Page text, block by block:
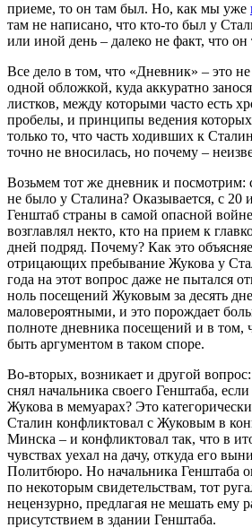
приеме, то он там был. Но, как мы уже
там не написано, что кто-то был у
или иной день – далеко не факт, что
Все дело в том, что «Дневник» – это
одной обложкой, куда аккуратно
листков, между которыми часто есть
пробелы, и принципы ведения
только то, что часть ходивших к
точно не вносилась, но почему –
Возьмем тот же дневник и посмотрим:
не было у Сталина? Оказывается, с 20
Генштаб страны в самой опасной
возглавлял некто, кто на прием к
дней подряд. Почему? Как это
отрицающих пребывание Жукова у
года на этот вопрос даже не пытался
ноль посещений Жуковым за десять
маловероятными, и это порождает
полноте дневника посещений и в том,
быть аргументом в таком споре.
Во-вторых, возникает и другой вопрос:
снял начальника своего Генштаба,
Жукова в мемуарах? Это
Сталин конфликтовал с Жуковым в
Минска – и конфликтовал так, что в
чувствах уехал на дачу, откуда его
Политбюро. Но начальника Генштаба
по некоторым свидетельствам, тот
нецензурно, предлагая не мешать ему
присутствием в здании Генштаба.